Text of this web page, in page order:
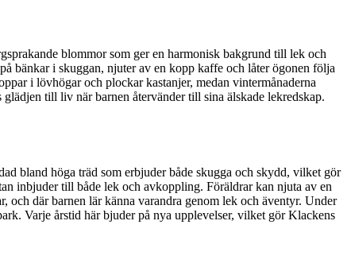
blommor som ger en harmonisk bakgrund till lek och
bänkar i skuggan, njuter av en kopp kaffe och låter ögonen följa
i lövhögar och plockar kastanjer, medan vintermånaderna
till liv när barnen återvänder till sina älskade lekredskap.
bland höga träd som erbjuder både skugga och skydd, vilket gör
inbjuder till både lek och avkoppling. Föräldrar kan njuta av en
och där barnen lär känna varandra genom lek och äventyr. Under
Varje årstid här bjuder på nya upplevelser, vilket gör Klackens